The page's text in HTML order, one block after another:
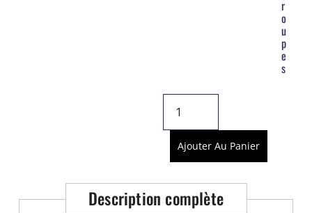
r
o
u
p
e
s
Ajouter Au Panier
Description complète